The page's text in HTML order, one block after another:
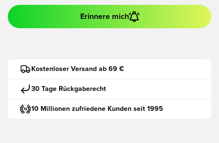
Erinnere mich
Kostenloser Versand ab 69 €
30 Tage Rückgaberecht
10 Millionen zufriedene Kunden seit 1995